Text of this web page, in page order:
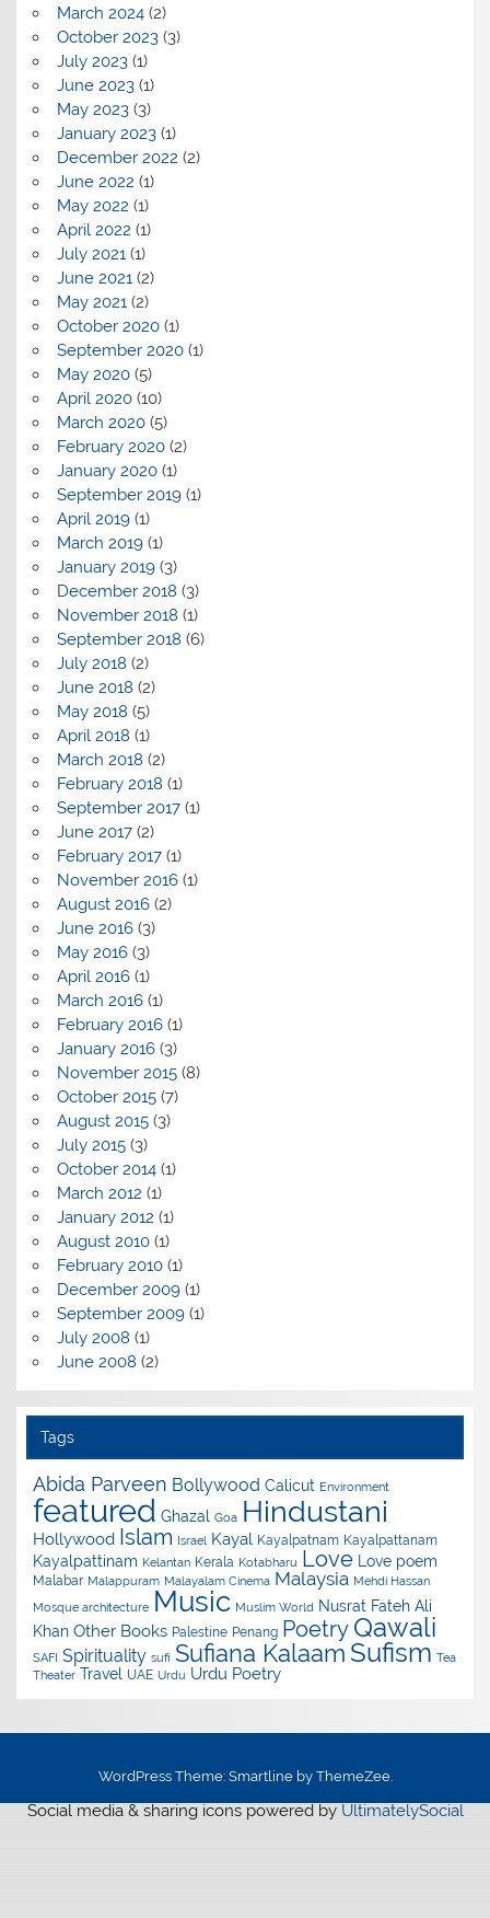
March 2024(2)
October 2023(3)
July 2023(1)
June 2023(1)
May 2023(3)
January 2023(1)
December 2022 (2)
June 2022 (1)
May 2022 (1)
April 2022 (1)
July 2021 (1)
June 2021 (2)
May 2021 (2)
October 2020(1)
September 2020(1)
May 2020(5)
April 2020(10)
March 2020(5)
February 2020(2)
January 2020(1)
September 2019(1)
April 2019(1)
March 2019(1)
January 2019(3)
December 2018 (3)
November 2018 (1)
September 2018 (6)
July 2018 (2)
June 2018 (2)
May 2018 (5)
April 2018 (1)
March 2018 (2)
February 2018 (1)
September 2017(1)
June 2017(2)
February 2017(1)
November 2016(1)
August 2016(2)
June 2016(3)
May 2016(3)
April 2016(1)
March 2016(1)
February 2016(1)
January 2016(3)
November 2015(8)
October 2015(7)
August 2015(3)
July 2015(3)
October 2014(1)
March 2012 (1)
January 2012 (1)
August 2010(1)
February 2010(1)
December 2009(1)
September 2009(1)
July 2008 (1)
June 2008 (2)
Tags
Abida Parveen Bollywood Calicut Environment
featured Ghazal Goa Hindustani
Hollywood Islam Israel Kayal Kayalpatnam Kayalpattanam
Kayalpattinam Kelantan Kerala Kotabharu Love Love poem
Malabar Malappuram Malayalam Cinema Malaysia Mehdi Hassan
Mosque architecture Music Muslim World Nusrat Fateh Ali
Khan Other Books Palestine Penang Poetry Qawali
SAFI Spirituality sufi Sufiana Kalaam Sufism Tea
Theater Travel UAE Urdu Urdu Poetry
WordPress Theme: Smartline by ThemeZee.
Social media & sharing icons powered by UltimatelySocial